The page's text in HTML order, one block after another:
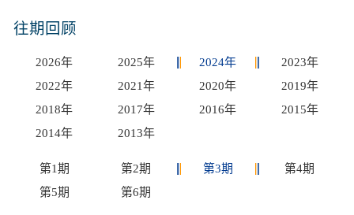
往期回顾
2026年 2025年 2024年
2023年
2022年
2021年 2020年
2019年
2018年
2017年 2016年
2015年
2014年
2013年
第1期 第2期 第3期
第4期
第5期
第6期